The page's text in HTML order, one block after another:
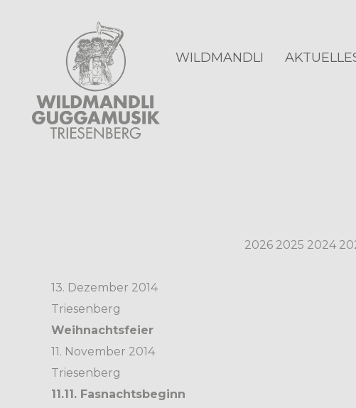
WILDMANDLI
2026 2025 2024
13. Dezember 2014
Triesenberg
Weihnachtsfeier
11. November 2014
Triesenberg
11.11. Fasnachtsbeginn